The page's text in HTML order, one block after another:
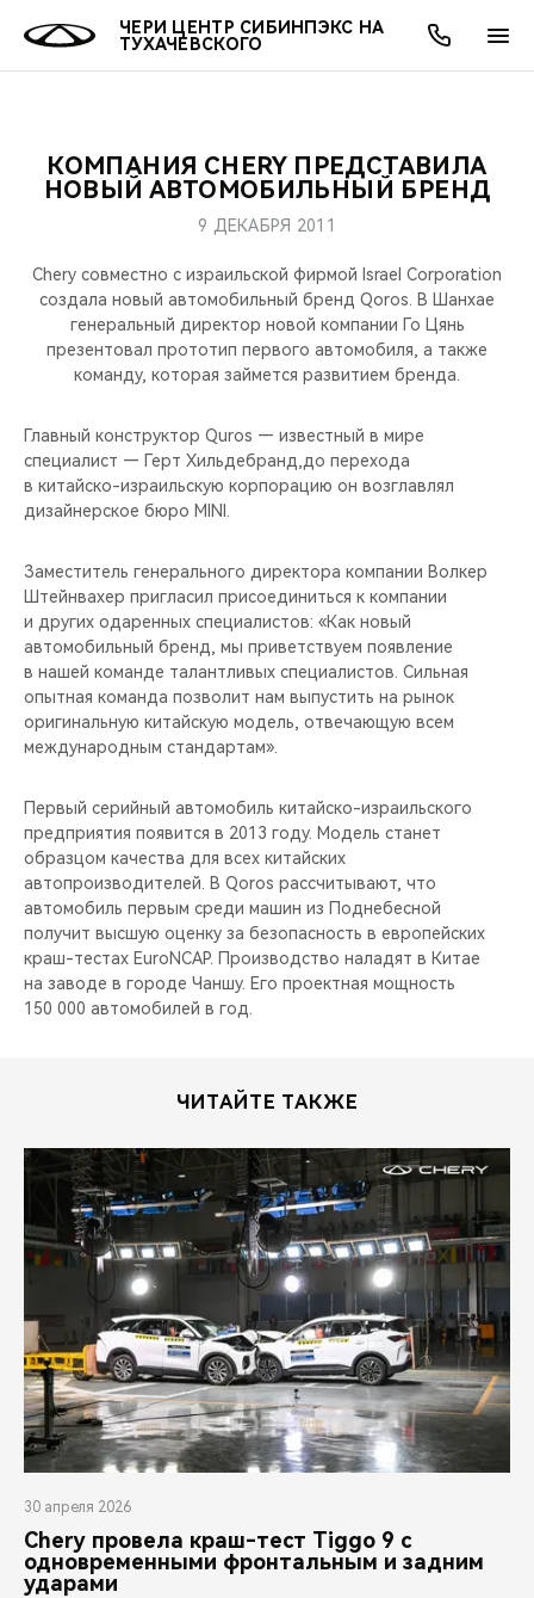
ЧЕРИ ЦЕНТР СИБИНПЭКС НА
ТУХАЧЕВСКОГО
МОДЕЛИ
КРОССОВЕРЫ
СЕДАНЫ
НОВИНКИ
ПОКУПАТЕЛЯМ
КРЕДИТ И СТРАХОВАНИЕ
ВЛАДЕЛЬЦАМ
ЗАПЧАСТИ И АКСЕССУАРЫ
ПОДДЕРЖКА
МИР CHERY
О БРЕНДЕ
CHERY В СОЦСЕТЯХ
БЛАГОТВОРИТЕЛЬНОСТЬ
CHERY И СПОРТ
НАШИ МЕРОПРИЯТИЯ
ВИДЕООБЗОРЫ
АКЦИИ
ОНЛАЙН СЕРВИСЫ
КРЕДИТ
О КОМПАНИИ
МЫ В СОЦСЕТЯХ
КОМПАНИЯ CHERY ПРЕДСТАВИЛА
НОВЫЙ АВТОМОБИЛЬНЫЙ БРЕНД
9 ДЕКАБРЯ 2011
Chery совместно с израильской фирмой Israel Corporation
создала новый автомобильный бренд Qoros. В Шанхае
генеральный директор новой компании Го Цянь
презентовал прототип первого автомобиля, а также
команду, которая займется развитием бренда.
Главный конструктор Quros — известный в мире
специалист — Герт Хильдебранд,до перехода
в китайско-израильскую корпорацию он возглавлял
дизайнерское бюро MINI.
Заместитель генерального директора компании Волкер
Штейнвахер пригласил присоединиться к компании
и других одаренных специалистов: «Как новый
автомобильный бренд, мы приветствуем появление
в нашей команде талантливых специалистов. Сильная
опытная команда позволит нам выпустить на рынок
оригинальную китайскую модель, отвечающую всем
международным стандартам».
Первый серийный автомобиль китайско-израильского
предприятия появится в 2013 году. Модель станет
образцом качества для всех китайских
автопроизводителей. В Qoros рассчитывают, что
автомобиль первым среди машин из Поднебесной
получит высшую оценку за безопасность в европейских
краш-тестах EuroNCAP. Производство наладят в Китае
на заводе в городе Чаншу. Его проектная мощность
150 000 автомобилей в год.
ЧИТАЙТЕ ТАКЖЕ
30 апреля 2026
Chery провела краш-тест Tiggo 9 с
одновременными фронтальным и задним
ударами